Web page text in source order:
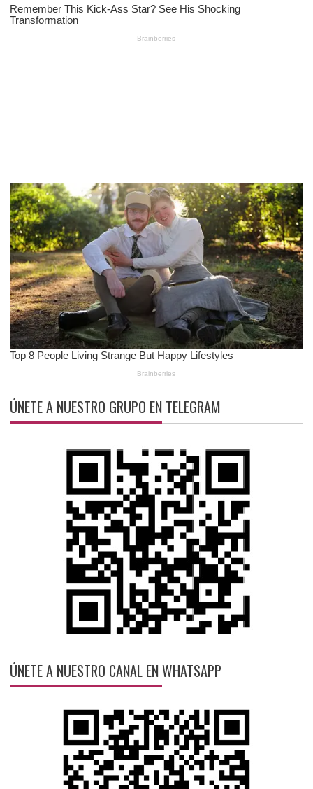
ÚNETE A NUESTRO GRUPO EN TELEGRAM
ÚNETE A NUESTRO CANAL EN WHATSAPP